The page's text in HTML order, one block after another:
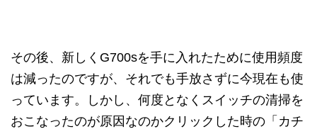
その後、新しくG700sを手に入れたために使用頻度
は減ったのですが、それでも手放さずに今現在も使
っています。しかし、何度となくスイッチの清掃を
おこなったのが原因なのかクリックした時の「カチ